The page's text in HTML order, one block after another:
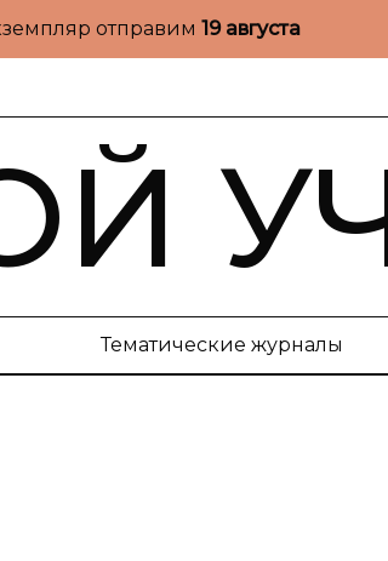
отправим 19 августа
Тематические журналы